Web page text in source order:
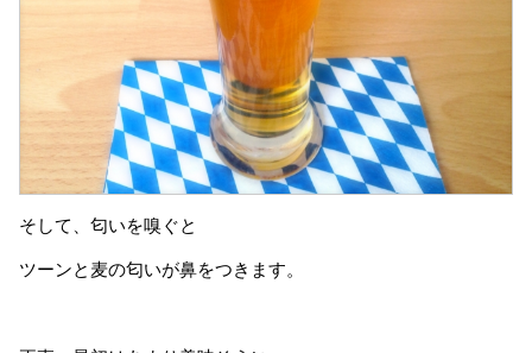
そして、匂いを嗅ぐと
ツーンと麦の匂いが鼻をつきます。